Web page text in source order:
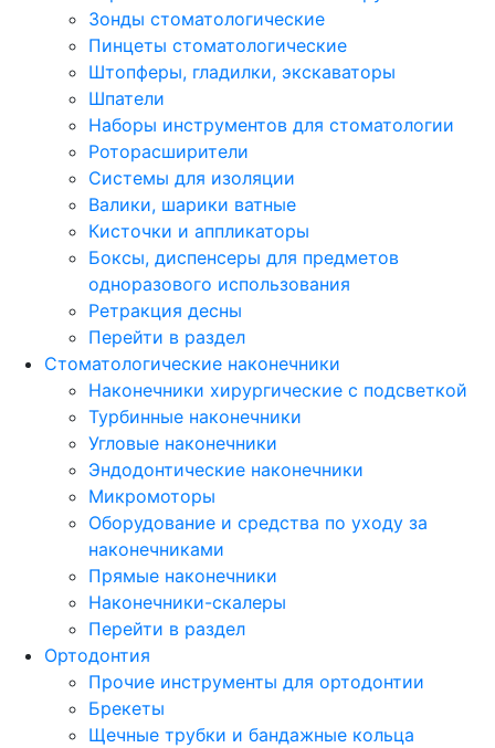
Зонды стоматологические
Пинцеты стоматологические
Штопферы, гладилки, экскаваторы
Шпатели
Наборы инструментов для стоматологии
Роторасширители
Системы для изоляции
Валики, шарики ватные
Кисточки и аппликаторы
Боксы, диспенсеры для предметов
одноразового использования
Ретракция десны
Перейти в раздел
Стоматологические наконечники
Наконечники хирургические с подсветкой
Турбинные наконечники
Угловые наконечники
Эндодонтические наконечники
Микромоторы
Оборудование и средства по уходу за
наконечниками
Прямые наконечники
Наконечники-скалеры
Перейти в раздел
Ортодонтия
Прочие инструменты для ортодонтии
Брекеты
Щечные трубки и бандажные кольца